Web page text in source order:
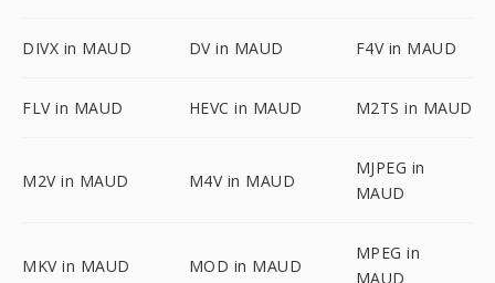
DIVX in MAUD DV in MAUD F4V in MAUD
FLV in MAUD HEVC in MAUD M2TS in MAUD
M2V in MAUD M4V in MAUD
MJPEG in
MAUD
MKV in MAUD MOD in MAUD
MPEG in
MAUD